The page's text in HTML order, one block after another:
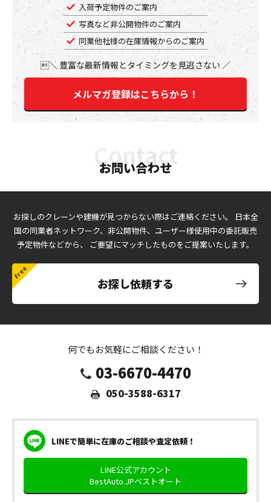
入荷予定物件のご案内
写真など非公開物件のご案内
同業他社様の在庫情報からのご案内
豊富な最新情報とタイミングを見逃さない
メルマガ登録はこちらから！
お問い合わせ
お探しのクレーンや建機が見つからない際はご連絡ください。
日本全
国の同業者ネットワーク、非公開物件、ユーザー様使用中の委託販売
予定物件などから、
ご要望にマッチしたものをご提案いたします。
お探し依頼する
何でもお気軽にご相談ください！
03-6670-4470
050-3588-6317
LINEで簡単に在庫のご相談や査定依頼！
LINE公式アカウント
BestAuto.JPベストオート